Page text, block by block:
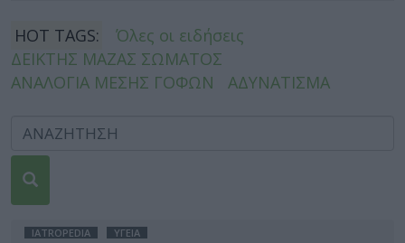
HOT TAGS:
Όλες οι ειδήσεις
ΔΕΙΚΤΗΣ ΜΑΖΑΣ ΣΩΜΑΤΟΣ
ΑΝΑΛΟΓΙΑ ΜΕΣΗΣ ΓΟΦΩΝ
ΑΔΥΝΑΤΙΣΜΑ
IATROPEDIA ΥΓΕΙΑ